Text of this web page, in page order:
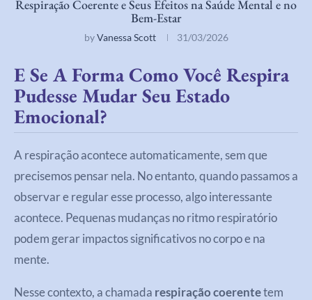
Respiração Coerente e Seus Efeitos na Saúde Mental e no
Bem-Estar
byVanessa Scott 31/03/2026
E Se A Forma Como Você Respira
Pudesse Mudar Seu Estado
Emocional?
A respiração acontece automaticamente, sem que
precisemos pensar nela. No entanto, quando passamos a
observar e regular esse processo, algo interessante
acontece. Pequenas mudanças no ritmo respiratório
podem gerar impactos significativos no corpo e na
mente.
Nesse contexto, a chamada respiração coerentetem